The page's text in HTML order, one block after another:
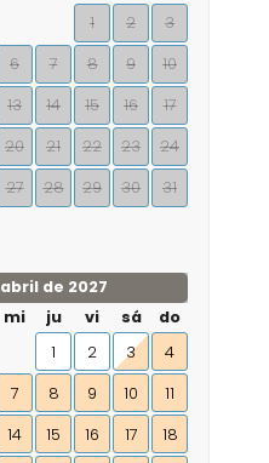
1
2
3
6 7 8 9
10
13 14 15 16
17
20 21 22 23
24
27 28 29 30 31
abril de 2027
mi ju vi sá
do
1
2 3
4
7 8 9 10
11
14 15 16 17
18